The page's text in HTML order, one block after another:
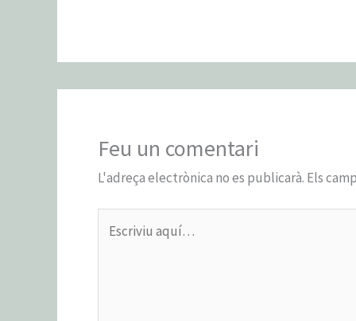
Feu un comentari
L'adreça electrònica no es publicarà. Els
aquí…